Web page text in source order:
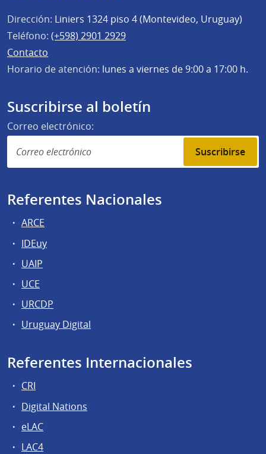
Dirección: Liniers 1324 piso 4 (Montevideo, Uruguay)
Teléfono: (+598) 2901 2929
Contacto
Horario de atención: lunes a viernes de 9:00 a 17:00 h.
Suscribirse al boletín
Correo electrónico:
Suscribirse
Referentes Nacionales
ARCE
IDEuy
UAIP
UCE
URCDP
Uruguay Digital
Referentes Internacionales
CRI
Digital Nations
eLAC
LAC4